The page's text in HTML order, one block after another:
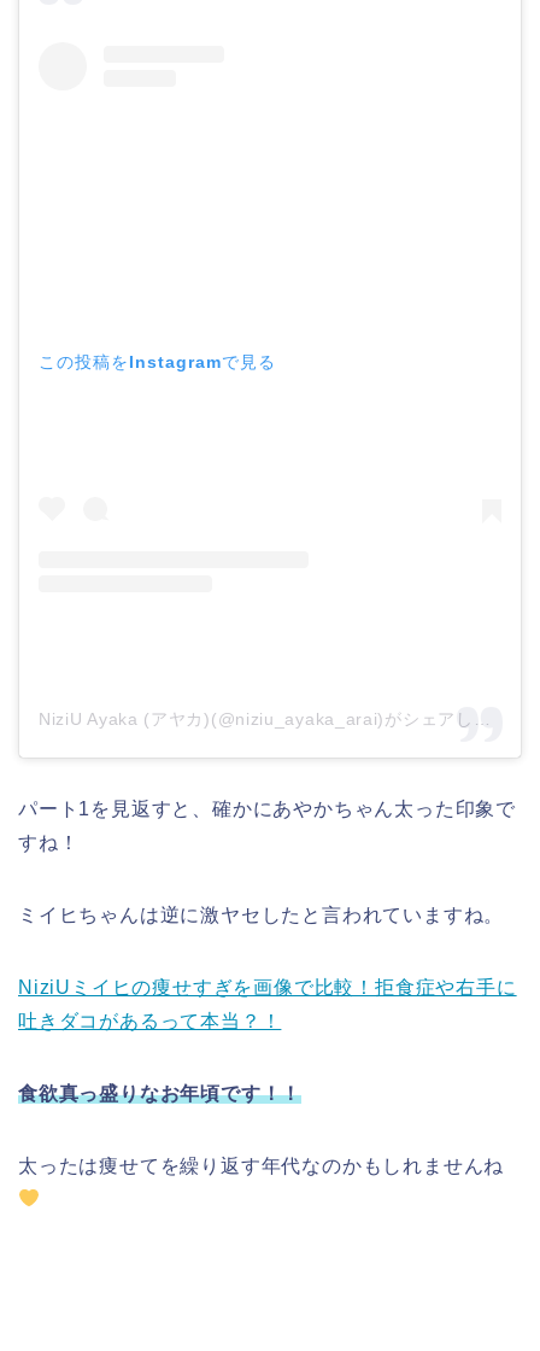
この投稿をInstagramで見る
パート1を見返すと、確かにあやかちゃん太った印象で
すね！
ミイヒちゃんは逆に激ヤセしたと言われていますね。
NiziUミイヒの痩せすぎを画像で比較！拒食症や右手に
吐きダコがあるって本当？！
食欲真っ盛りなお年頃です！！
太ったは痩せてを繰り返す年代なのかもしれませんね